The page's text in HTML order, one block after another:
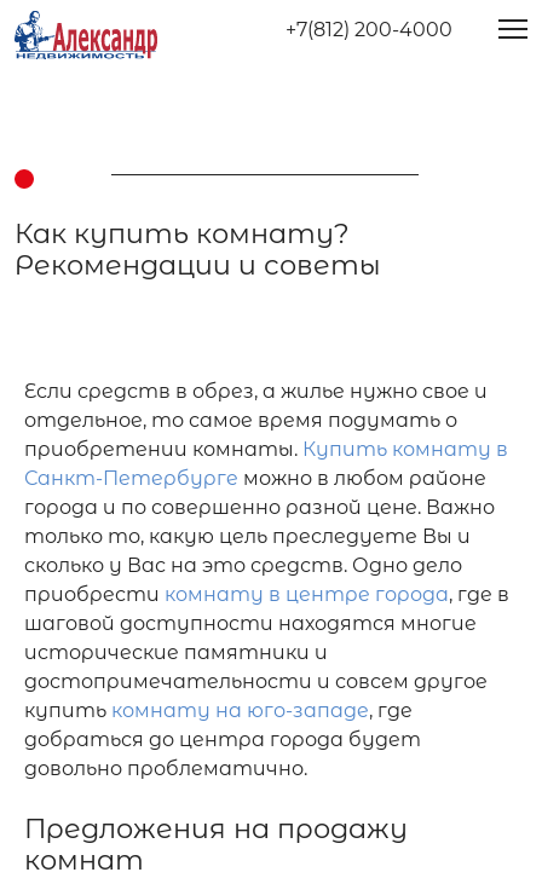
+7(812) 200-4000
Как купить комнату?
Рекомендации и советы
Если средств в обрез, а жилье нужно свое и
отдельное, то самое время подумать о
приобретении комнаты. Купить комнату в
Санкт-Петербурге можно в любом районе
города и по совершенно разной цене. Важно
только то, какую цель преследуете Вы и
сколько у Вас на это средств. Одно дело
приобрести комнату в центре города, где в
шаговой доступности находятся многие
исторические памятники и
достопримечательности и совсем другое
купить комнату на юго-западе, где
добраться до центра города будет
довольно проблематично.
Предложения на продажу
комнат